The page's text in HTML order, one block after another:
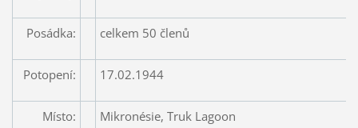
Posádka: celkem 50 členů
Potopení: 17.02.1944
Místo: Mikronésie, Truk Lagoon